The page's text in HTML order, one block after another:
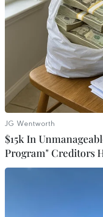
#Vietnam Plus
Tp. Hồ
Theo dõi VietnamPlus
TIN LIÊN QUAN
JG Wentworth
$15k In
Program" Creditors